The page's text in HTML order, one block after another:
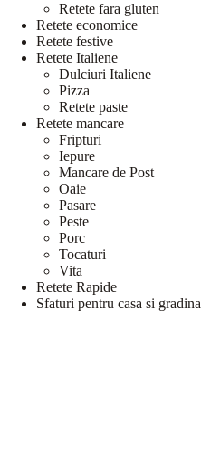
Retete fara gluten
Retete economice
Retete festive
Retete Italiene
Dulciuri Italiene
Pizza
Retete paste
Retete mancare
Fripturi
Iepure
Mancare de Post
Oaie
Pasare
Peste
Porc
Tocaturi
Vita
Retete Rapide
Sfaturi pentru casa si gradina